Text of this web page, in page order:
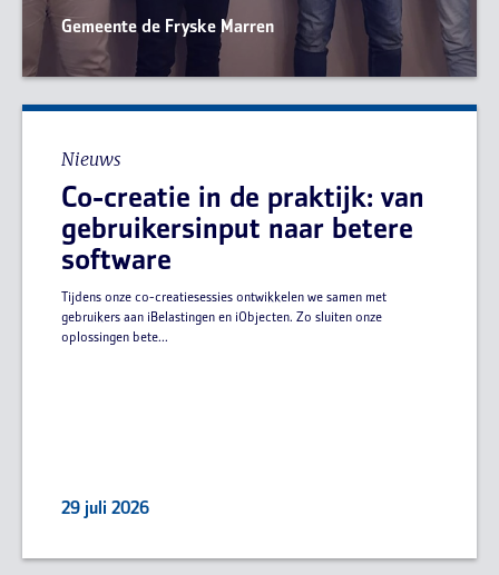
Gemeente de Fryske Marren
Nieuws
Co-creatie in de praktijk: van
gebruikersinput naar betere
software
Tijdens onze co-creatiesessies ontwikkelen we samen met
gebruikers aan iBelastingen en iObjecten. Zo sluiten onze
oplossingen bete...
29 juli 2026